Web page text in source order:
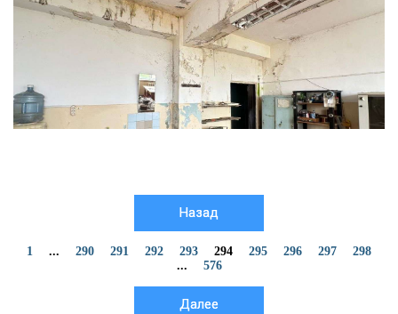
Назад
1 ... 290 291 292 293 294 295 296 297
298
...
576
Далее